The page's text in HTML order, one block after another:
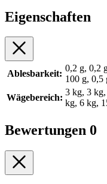
Eigenschaften
Ablesbarkeit:
0,2 g, 0,2
100 g, 0,5
Wägebereich:
3 kg, 3
kg, 6 kg,
Bewertungen 0